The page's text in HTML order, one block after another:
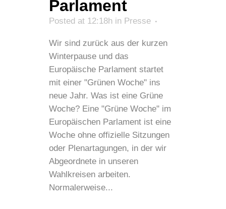
Parlament
Posted at 12:18h in Presse
Wir sind zurück aus der kurzen
Winterpause und das
Europäische Parlament startet
mit einer "Grünen Woche" ins
neue Jahr. Was ist eine Grüne
Woche? Eine "Grüne Woche" im
Europäischen Parlament ist eine
Woche ohne offizielle Sitzungen
oder Plenartagungen, in der wir
Abgeordnete in unseren
Wahlkreisen arbeiten.
Normalerweise...